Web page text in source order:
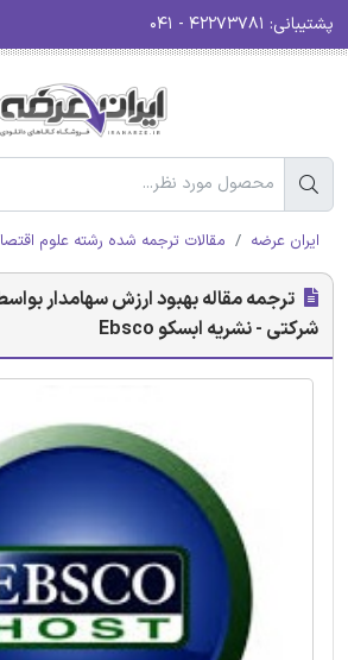
پشتیبانی:
ایران عرضه مقالات ترجمه شده رشته علوم
ترجمه مقاله بهبود ارزش سهامدار
شرکتی - نشریه ابسکو Ebsco